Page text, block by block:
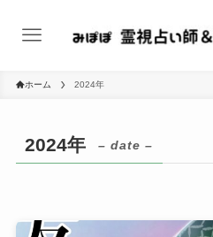
ホーム 2024年
2024年 – date –